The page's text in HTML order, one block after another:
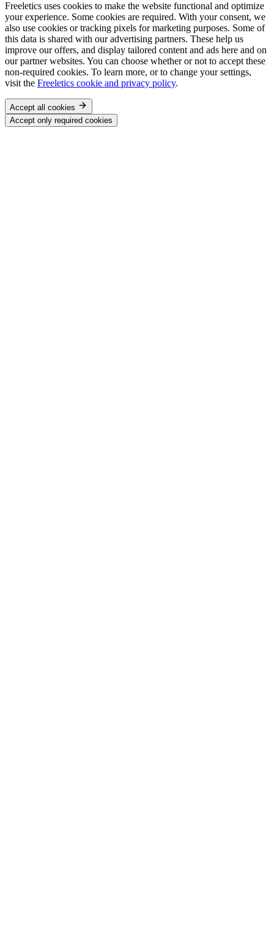
Freeletics uses cookies to make the website functional and optimize
your experience. Some cookies are required. With your consent, we
also use cookies or tracking pixels for marketing purposes. Some of
this data is shared with our advertising partners. These help us
improve our offers, and display tailored content and ads here and on
our partner websites. You can choose whether or not to accept these
non-required cookies. To learn more, or to change your settings,
visit the Freeletics cookie and privacy policy.
Accept all cookies
Accept only required cookies